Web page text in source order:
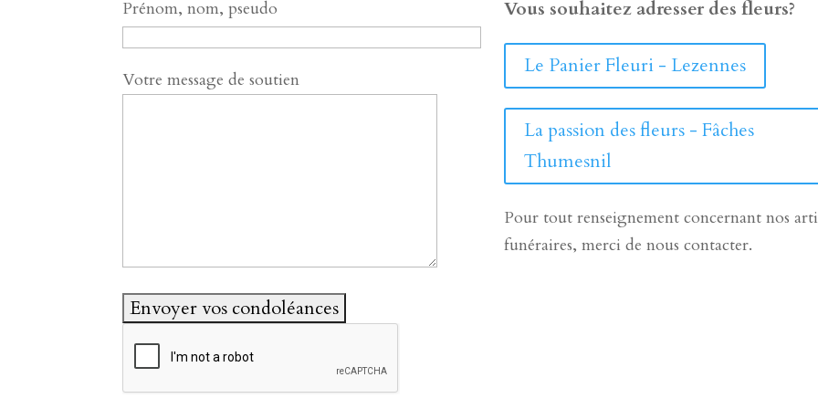
Prénom, nom, pseudo
Votre message de soutien
Vous souhaitez adresser des fleurs?
Le Panier Fleuri - Lezennes
La passion des fleurs - Fâches
Thumesnil
Pour tout renseignement concernant nos
funéraires, merci de nous contacter.